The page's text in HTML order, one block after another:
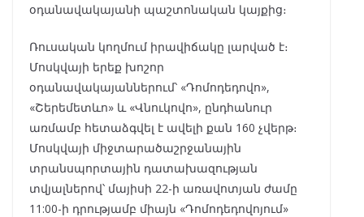
օդանավակայանի պաշտոնական կայքից։
Ռուսական կողմում իրավիճակը լարված է։
Մոսկվայի երեք խոշոր
օդանավակայաններում՝ «Դոմոդեդովո»,
«Շերեմետևո» և «Վնուկովո», ընդհանուր
առմամբ հետաձգվել է ավելի քան 160 չվերթ։
Մոսկվայի միջտարածաշրջանային
տրանսպորտային դատախազության
տվյալներով՝ մայիսի 22-ի առավոտյան ժամը
11:00-ի դրությամբ միայն «Դոմոդեդովոյում»